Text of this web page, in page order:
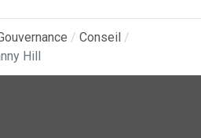
Conseil
Hill